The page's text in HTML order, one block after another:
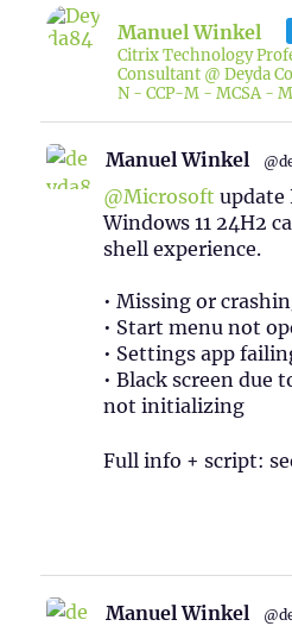
Manuel Winkel
Citrix Technology
Consultant @ Deyda
N - CCP-M - MCSA -
Manuel Winkel
@Microsoft update
Windows 11 24H2
shell experience.
• Missing or
• Start menu not
• Settings app
• Black screen due
not initializing
Full info + script:
Manuel Winkel